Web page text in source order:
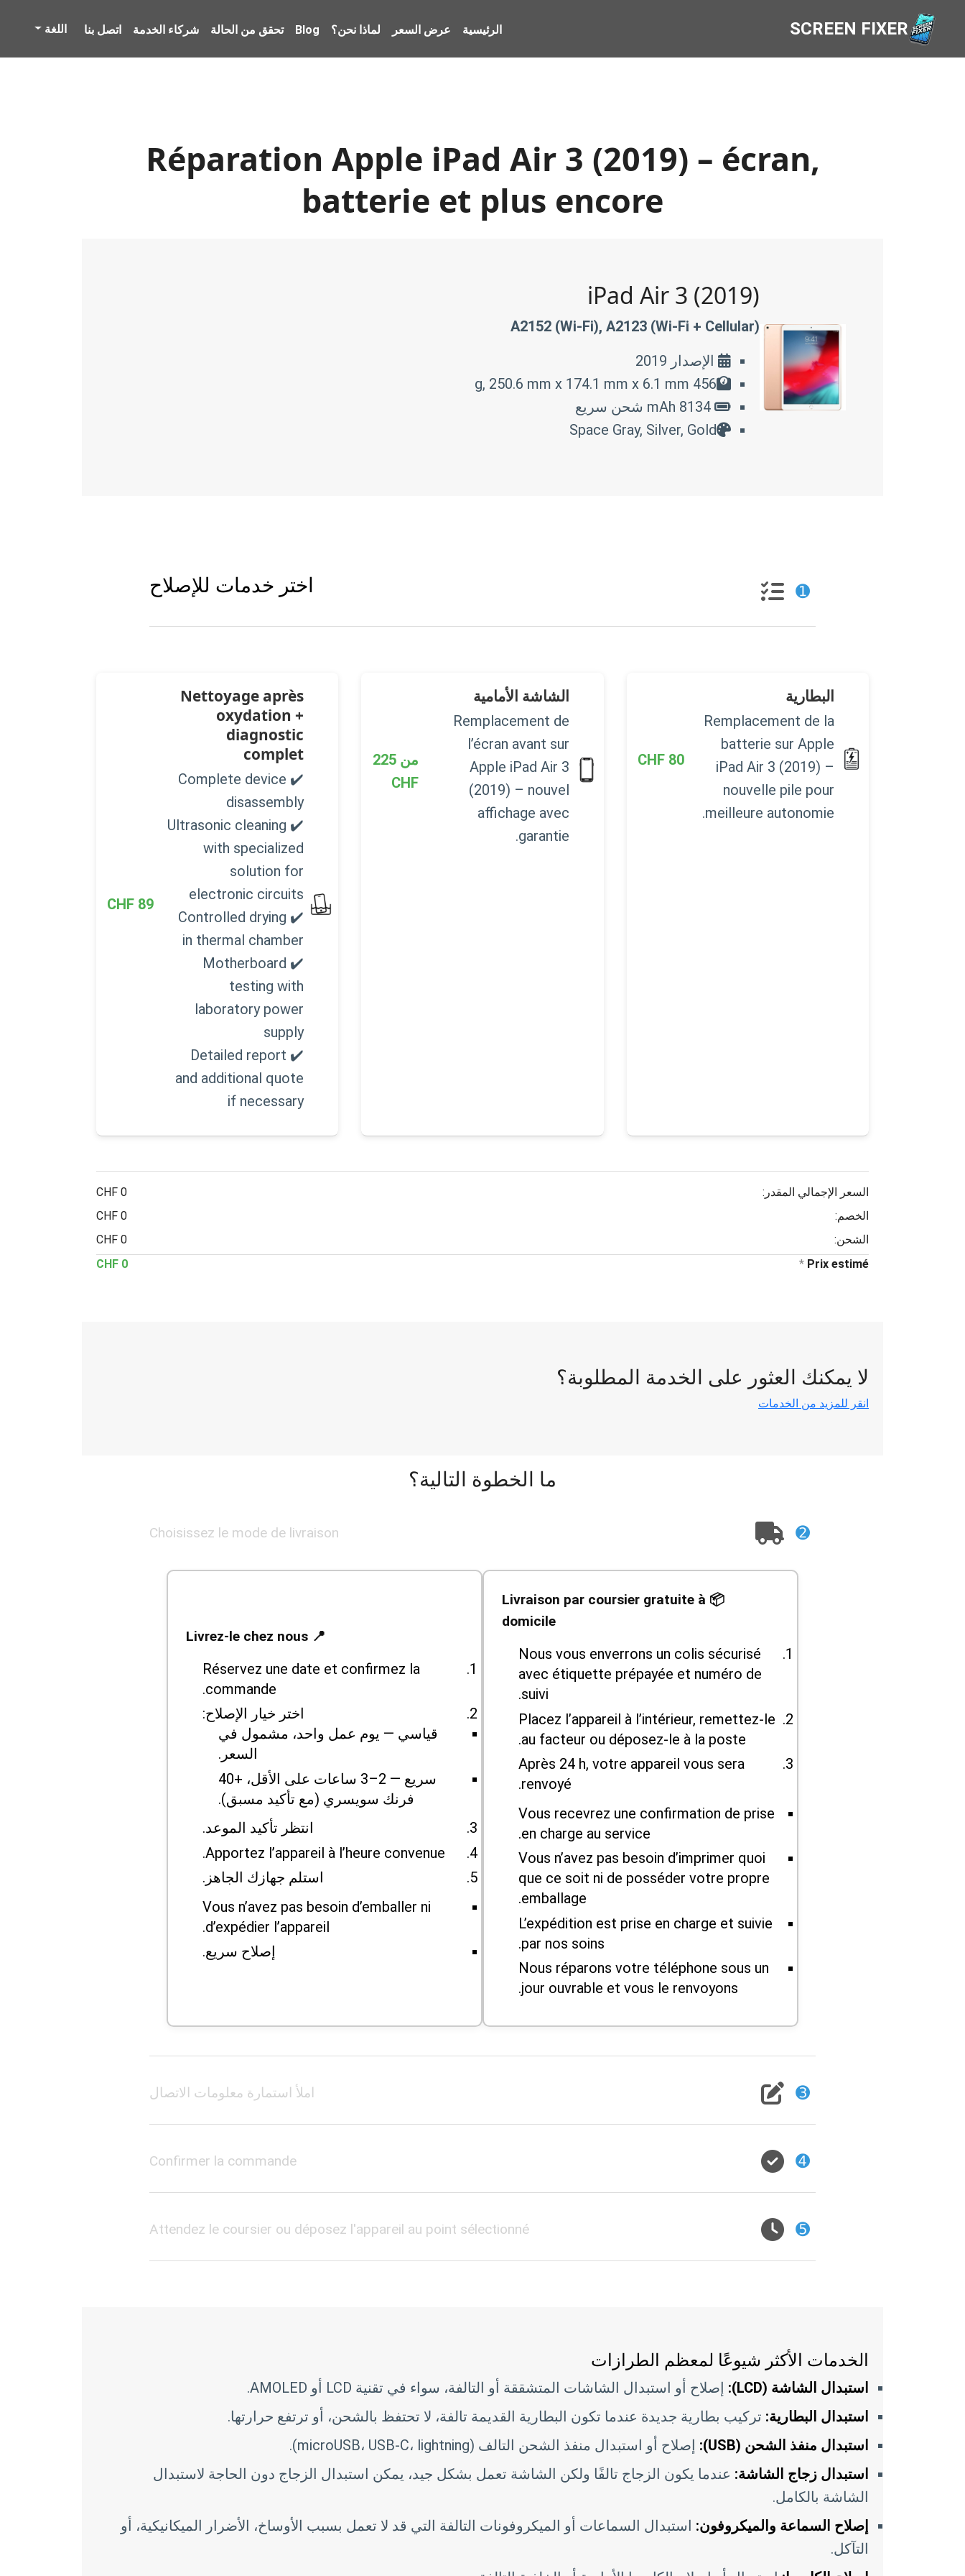
SCREEN FIXER الرئيسية عرض السعر لماذا نحن؟ Blog تحقق من الحالة شركاء الخدمة اتصل بنا اللغة
Réparation Apple iPad Air 3 (2019) – écran,
batterie et plus encore
iPad Air 3 (2019)
A2152 (Wi-Fi), A2123 (Wi-Fi + Cellular)
الإصدار 2019
456 g, 250.6 mm x 174.1 mm x 6.1 mm
Space Gray, Silver, Gold
➊ اختر خدمات للإصلاح
البطارية
Remplacement de la
batterie sur Apple
iPad Air 3 (2019) –
nouvelle pile pour
meilleure autonomie.
80
CHF
الشاشة الأمامية
Remplacement de
l’écran avant sur
Apple iPad Air 3
(2019) – nouvel
affichage avec
garantie.
من 225
CHF
Nettoyage après
oxydation +
diagnostic
complet
✔️ Complete device
disassembly
✔️ Ultrasonic cleaning
with specialized
solution for
electronic circuits
✔️ Controlled drying
in thermal chamber
✔️ Motherboard
testing with
laboratory power
supply
✔️ Detailed report
and additional quote
if necessary
89
السعر الإجمالي المقدر:
0 CHF
الخصم:
0 CHF
الشحن:
0 CHF
Prix estimé
*
0 CHF
لا يمكنك العثور على الخدمة المطلوبة؟
انقر للمزيد من الخدمات
ما الخطوة التالية؟
➋
Choisissez le mode de livraison
📦 Livraison par coursier gratuite à
domicile
Nous vous enverrons un colis sécurisé
avec étiquette prépayée et numéro de
suivi.
Placez l’appareil à l’intérieur, remettez-le
au facteur ou déposez-le à la poste.
Après 24 h, votre appareil vous sera
renvoyé.
Vous recevrez une confirmation de prise
en charge au service.
Vous n’avez pas besoin d’imprimer quoi
que ce soit ni de posséder votre propre
emballage.
L’expédition est prise en charge et suivie
par nos soins.
Nous réparons votre téléphone sous un
jour ouvrable et vous le renvoyons.
📍 Livrez-le chez nous
Réservez une date et confirmez la
commande.
اختر خيار الإصلاح:
قياسي — يوم عمل واحد، مشمول في
السعر.
سريع — 2–3 ساعات على الأقل، +40
فرنك سويسري (مع تأكيد مسبق).
انتظر تأكيد الموعد.
Apportez l’appareil à l’heure convenue.
استلم جهازك الجاهز.
Vous n’avez pas besoin d’emballer ni
d’expédier l’appareil.
إصلاح سريع.
➌ املأ استمارة معلومات الاتصال
➍
Confirmer la commande
➎
Attendez le coursier ou déposez l'appareil au point sélectionné
الخدمات الأكثر شيوعًا لمعظم الطرازات
استبدال الشاشة (LCD):
إصلاح أو استبدال الشاشات المتشققة أو التالفة، سواء في تقنية LCD أو AMOLED.
استبدال البطارية: تركيب بطارية جديدة عندما تكون البطارية القديمة تالفة، لا تحتفظ بالشحن، أو ترتفع حرارتها.
استبدال منفذ الشحن (USB):
إصلاح أو استبدال منفذ الشحن التالف (microUSB، USB-C، lightning).
استبدال زجاج الشاشة: عندما يكون الزجاج تالفًا ولكن الشاشة تعمل بشكل جيد، يمكن استبدال الزجاج دون الحاجة لاستبدال
الشاشة بالكامل.
إصلاح السماعة والميكروفون: استبدال السماعات أو الميكروفونات التالفة التي قد لا تعمل بسبب الأوساخ، الأضرار الميكانيكية، أو
التآكل.